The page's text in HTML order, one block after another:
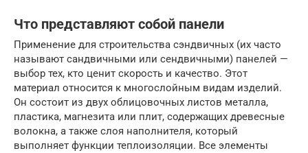
Что представляют собой панели
Применение для строительства сэндвичных (их часто
называют сандвичными или сендвичными) панелей —
выбор тех, кто ценит скорость и качество. Этот
материал относится к многослойным видам изделий.
Он состоит из двух облицовочных листов металла,
пластика, магнезита или плит, содержащих древесные
волокна, а также слоя наполнителя, который
выполняет функции теплоизоляции. Все элементы